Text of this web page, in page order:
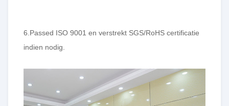
6.Passed ISO 9001 en verstrekt SGS/RoHS certificatie
indien nodig.